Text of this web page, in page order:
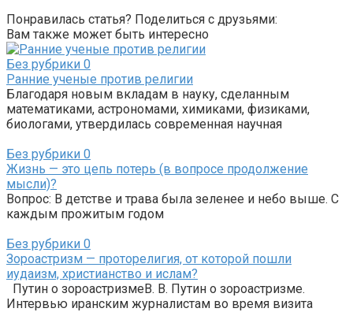
Понравилась статья? Поделиться с друзьями:
Вам также может быть интересно
Без рубрики 0
Ранние ученые против религии
Благодаря новым вкладам в науку, сделанным
математиками, астрономами, химиками, физиками,
биологами, утвердилась современная научная
Без рубрики 0
Жизнь — это цепь потерь (в вопросе продолжение
мысли)?
Вопрос: В детстве и трава была зеленее и небо выше. С
каждым прожитым годом
Без рубрики 0
Зороастризм — проторелигия, от которой пошли
иудаизм, христианство и ислам?
Путин о зороастризмеВ. В. Путин о зороастризме.
Интервью иранским журналистам во время визита